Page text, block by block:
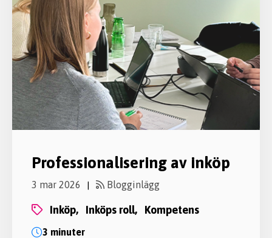
Professionalisering av inköp
3 mar 2026 | Blogginlägg
inköp, inköps roll, kompetens
3 minuter